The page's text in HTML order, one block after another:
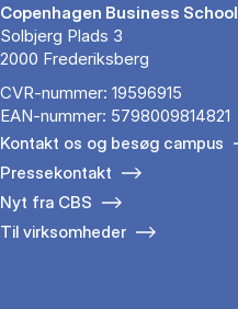
Copenhagen Business School
Solbjerg Plads 3
2000 Frederiksberg
CVR-nummer: 19596915
EAN-nummer: 5798009814821
Kontakt os og besøg campus
Pressekontakt
Nyt fra CBS
Til virksomheder